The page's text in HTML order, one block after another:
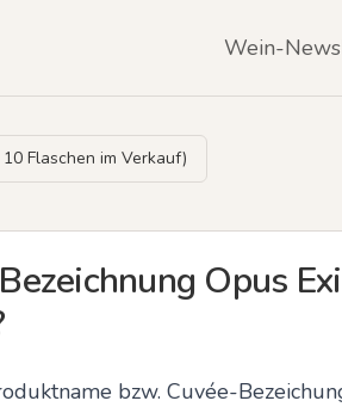
Wein-News
Flaschen im Verkauf)
Opus
bzw. Cuvée-